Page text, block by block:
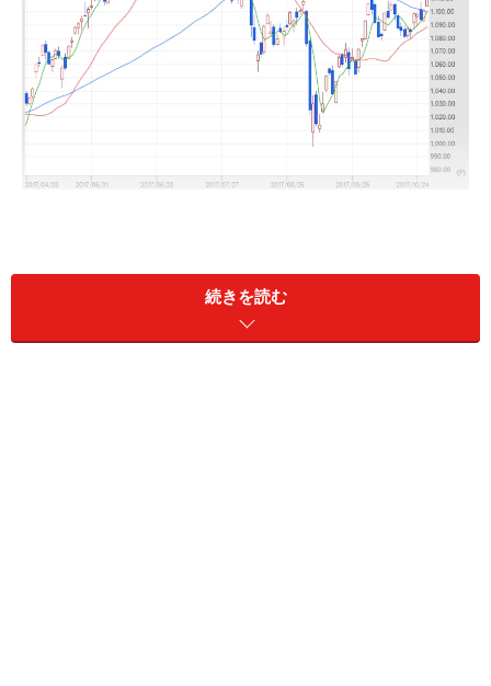
続きを読む